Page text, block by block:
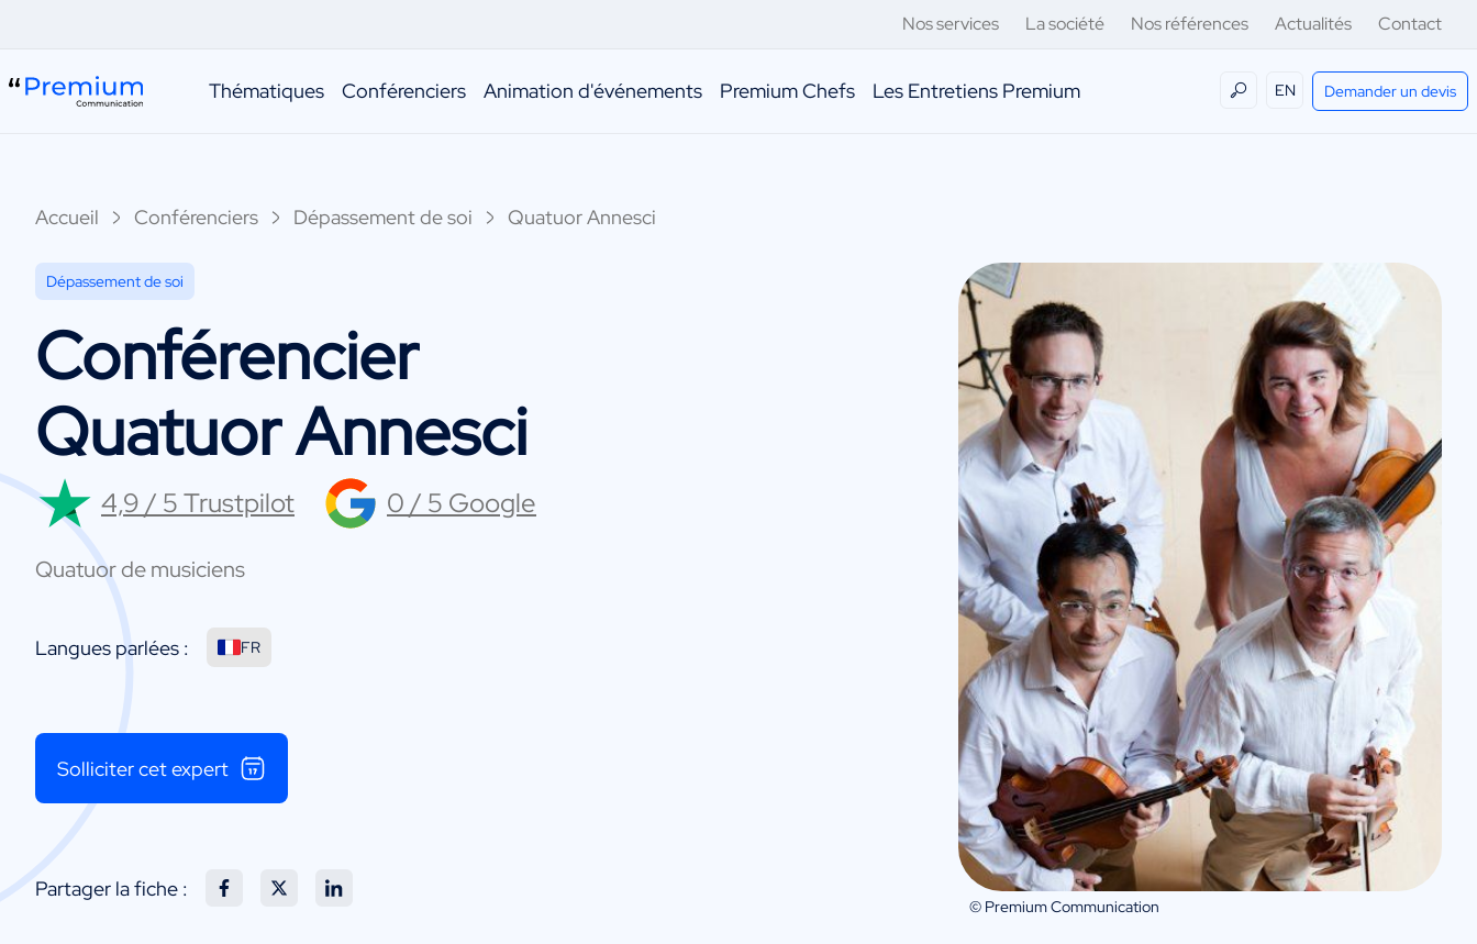
Nos services La société Nos références Actualités Contact
Thématiques Conférenciers Animation d'événements Premium Chefs Les Entretiens Premium EN Demander un devis
Accueil Conférenciers Dépassement de soi Quatuor Annesci
© Premium Communication
Dépassement de soi
Conférencier
Quatuor Annesci
4,9 / 5 Trustpilot 0 / 5 Google
Quatuor de musiciens
Langues parlées : FR
Solliciter cet expert
Partager la fiche :